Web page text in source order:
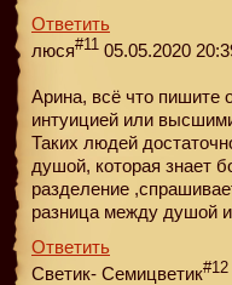
Ответить
люся#11 05.05.2020
Арина, всё что пишите
интуицией или
Таких людей
душой, которая знает
разделение
разница между душой
Ответить
Светик- Семицветик#12